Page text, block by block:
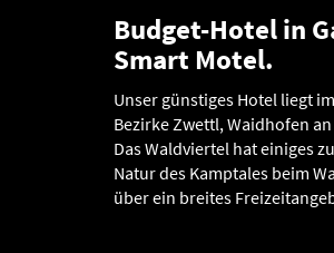
Budget-Hotel in
Smart Motel.
Unser günstiges Hotel liegt
Bezirke Zwettl, Waidhofen
Das Waldviertel hat einiges
Natur des Kamptales beim
über ein breites